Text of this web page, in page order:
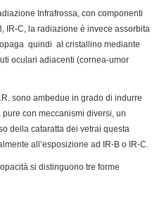
Infrafrossa, con componenti
IR-C, la radiazione è invece assorbita
quindi al cristallino mediante
oculari adiacenti (cornea-umor
sono ambedue in grado di indurre
con meccanismi diversi, un
della cataratta dei vetrai questa
all’esposizione ad IR-B o IR-C.
si distinguono tre forme